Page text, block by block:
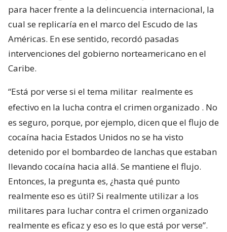
para hacer frente a la delincuencia internacional, la
cual se replicaría en el marco del Escudo de las
Américas. En ese sentido, recordó pasadas
intervenciones del gobierno norteamericano en el
Caribe.
“Está por verse si el tema militar realmente es
efectivo en la lucha contra el crimen organizado . No
es seguro, porque, por ejemplo, dicen que el flujo de
cocaína hacia Estados Unidos no se ha visto
detenido por el bombardeo de lanchas que estaban
llevando cocaína hacia allá. Se mantiene el flujo.
Entonces, la pregunta es, ¿hasta qué punto
realmente eso es útil? Si realmente utilizar a los
militares para luchar contra el crimen organizado
realmente es eficaz y eso es lo que está por verse”.